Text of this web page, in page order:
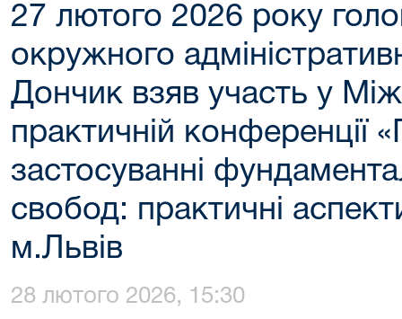
27 лютого 2026 року
окружного
Дончик взяв участь у
практичній конференції
застосуванні
свобод: практичні
м.Львів
28 лютого 2026, 15:30